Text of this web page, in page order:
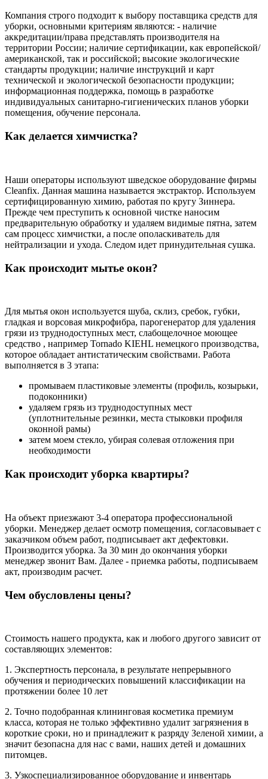
Компания строго подходит к выбору поставщика средств для
уборки, основными критериям являются: - наличие
аккредитации/права представлять производителя на
территории России; наличие сертификации, как европейской/
американской, так и российской; высокие экологические
стандарты продукции; наличие инструкций и карт
технической и экологической безопасности продукции;
информационная поддержка, помощь в разработке
индивидуальных санитарно-гигиенических планов уборки
помещения, обучение персонала.
Как делается химчистка?
Наши операторы используют шведское оборудование фирмы
Cleanfix. Данная машина называется экстрактор. Используем
сертифицированную химию, работая по кругу Зиннера.
Прежде чем преступить к основной чистке наносим
предварительную обработку и удаляем видимые пятна, затем
сам процесс химчистки, а после ополаскиватель для
нейтрализации и ухода. Следом идет принудительная сушка.
Как происходит мытье окон?
Для мытья окон используется шуба, склиз, сребок, губки,
гладкая и ворсовая микрофибра, парогенератор для удаления
грязи из труднодоступных мест, слабощелочное моющее
средство , например Tornado KIEHL немецкого производства,
которое обладает антистатическим свойствами. Работа
выполняется в 3 этапа:
промываем пластиковые элементы (профиль, козырьки,
подоконники)
удаляем грязь из труднодоступных мест
(уплотнительные резинки, места стыковки профиля
оконной рамы)
затем моем стекло, убирая солевая отложения при
необходимости
Как происходит уборка квартиры?
На объект приезжают 3-4 оператора профессиональной
уборки. Менеджер делает осмотр помещения, согласовывает с
заказчиком объем работ, подписывает акт дефектовки.
Производится уборка. За 30 мин до окончания уборки
менеджер звонит Вам. Далее - приемка работы, подписываем
акт, производим расчет.
Чем обусловлены цены?
Стоимость нашего продукта, как и любого другого зависит от
составляющих элементов:
1. Экспертность персонала, в результате непрерывного
обучения и периодических повышений классификации на
протяжении более 10 лет
2. Точно подобранная клининговая косметика премиум
класса, которая не только эффективно удалит загрязнения в
короткие сроки, но и принадлежит к разряду Зеленой химии, а
значит безопасна для нас с вами, наших детей и домашних
питомцев.
3. Узкоспециализированное оборудование и инвентарь